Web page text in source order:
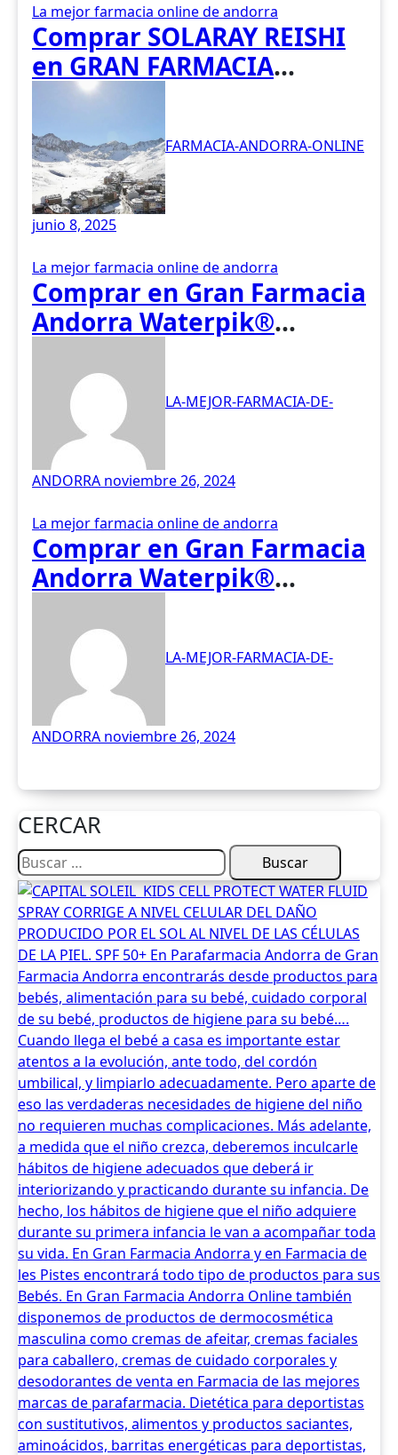
La mejor farmacia online de andorra
Comprar SOLARAY REISHI
en GRAN FARMACIA
ANDORRA. El hongo Reishi,
cuyo nombre científico es
Ganoderma lucidum, es un
hongo medicinal utilizado
desde hace siglos en la
medicina tradicional
asiática
FARMACIA-ANDORRA-ONLINE
junio 8, 2025
La mejor farmacia online de andorra
Comprar en Gran Farmacia
Andorra Waterpik®
LA-MEJOR-FARMACIA-DE-
ANDORRA noviembre 26, 2024
La mejor farmacia online de andorra
Comprar en Gran Farmacia
Andorra Waterpik®
160
LA-MEJOR-FARMACIA-DE-
ANDORRA noviembre 26, 2024
CERCAR
Buscar: